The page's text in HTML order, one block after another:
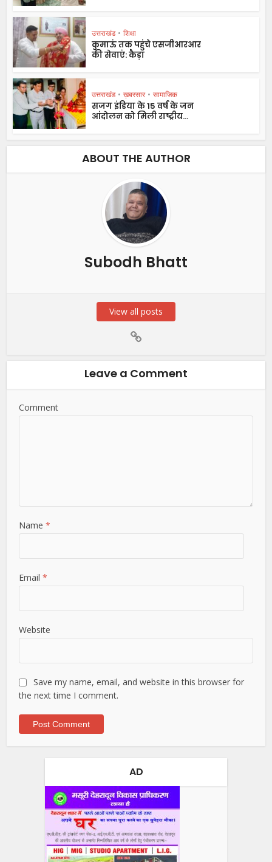
उत्तराखंड • शिक्षा
कुमाऊं तक पहुंचे एसजीआरआर
की सेवाएं: कैड़ा
उत्तराखंड • ख़बरसार • सामाजिक
सजग इंडिया के 15 वर्ष के जन
आंदोलन को मिली राष्ट्रीय...
ABOUT THE AUTHOR
Subodh Bhatt
View all posts
Leave a Comment
Comment
Name*
Email*
Website
Save my name, email, and website in this browser for
the next time I comment.
AD